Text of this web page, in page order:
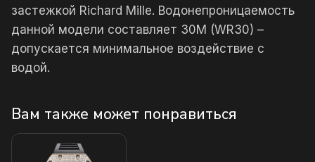
застежкой Richard Mille. Водонепроницаемость
данной модели составляет 30М (WR30) –
допускается минимальное воздействие с
водой.
Вам также может понравиться